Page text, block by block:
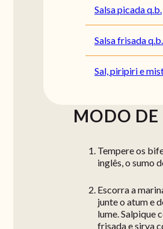
Salsa picada q.b.
Salsa frisada q.b.
Sal, piripiri e
MODO DE
Tempere os
inglês, o sumo
Escorra a
junte o atum e
lume. Salpique
frisada e sirva